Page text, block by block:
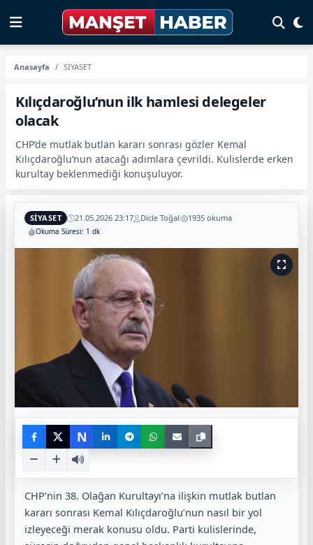
Anasayfa SİYASET
Kılıçdaroğlu’nun ilk hamlesi delegeler
olacak
CHP’de mutlak butlan kararı sonrası gözler Kemal
Kılıçdaroğlu’nun atacağı adımlara çevrildi. Kulislerde erken
kurultay beklenmediği konuşuluyor.
SİYASET 21.05.2026 23:17 Dicle Toğal 1935 okuma
Okuma Süresi: 1 dk
N
CHP’nin 38. Olağan Kurultayı’na ilişkin mutlak butlan
kararı sonrası Kemal Kılıçdaroğlu’nun nasıl bir yol
izleyeceği merak konusu oldu. Parti kulislerinde,